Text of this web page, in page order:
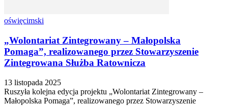
oświęcimski
„Wolontariat Zintegrowany – Małopolska
Pomaga”, realizowanego przez Stowarzyszenie
Zintegrowana Służba Ratownicza
13 listopada 2025
Ruszyła kolejna edycja projektu „Wolontariat Zintegrowany –
Małopolska Pomaga”, realizowanego przez Stowarzyszenie